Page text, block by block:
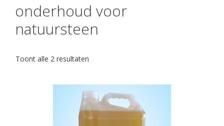
onderhoud voor
natuursteen
Toont alle 2 resultaten